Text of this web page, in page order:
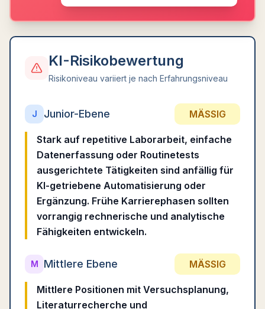
KI-Risikobewertung
Risikoniveau variiert je nach Erfahrungsniveau
J Junior-Ebene MÄSSIG
Stark auf repetitive Laborarbeit, einfache
Datenerfassung oder Routinetests
ausgerichtete Tätigkeiten sind anfällig für
KI-getriebene Automatisierung oder
Ergänzung. Frühe Karrierephasen sollten
vorrangig rechnerische und analytische
Fähigkeiten entwickeln.
M Mittlere Ebene MÄSSIG
Mittlere Positionen mit Versuchsplanung,
Literaturrecherche und